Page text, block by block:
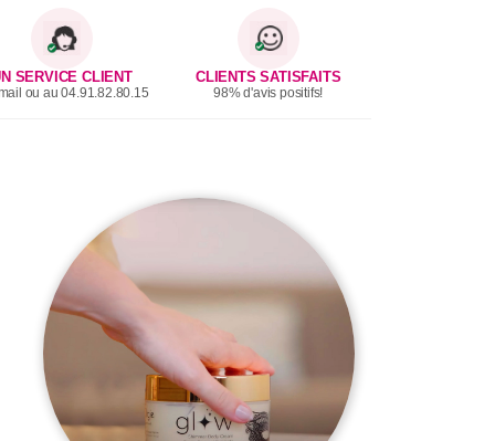
SERVICE CLIENT
ou au 04.91.82.80.15
CLIENTS SATISFAITS
98% d'avis positifs!